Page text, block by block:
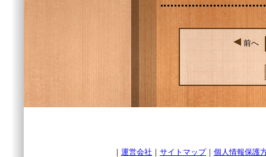
前へ
｜ 運営会社 ｜ サイトマップ｜ 個人情報保護